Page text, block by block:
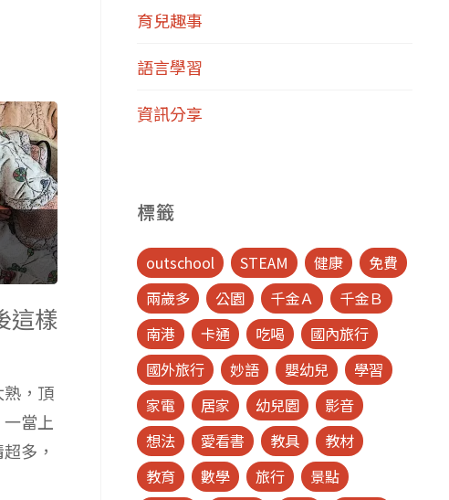
這樣
，頂
當上
多，
育兒趣事
語言學習
資訊分享
標籤
outschool STEAM 健康
免費
兩歲多
公園 千金Ａ
千金Ｂ
南港
卡通 吃喝
國內旅行
國外旅行
妙語 嬰幼兒
學習
家電
居家 幼兒園
影音
想法
愛看書 教具
教材
教育
數學 旅行
景點